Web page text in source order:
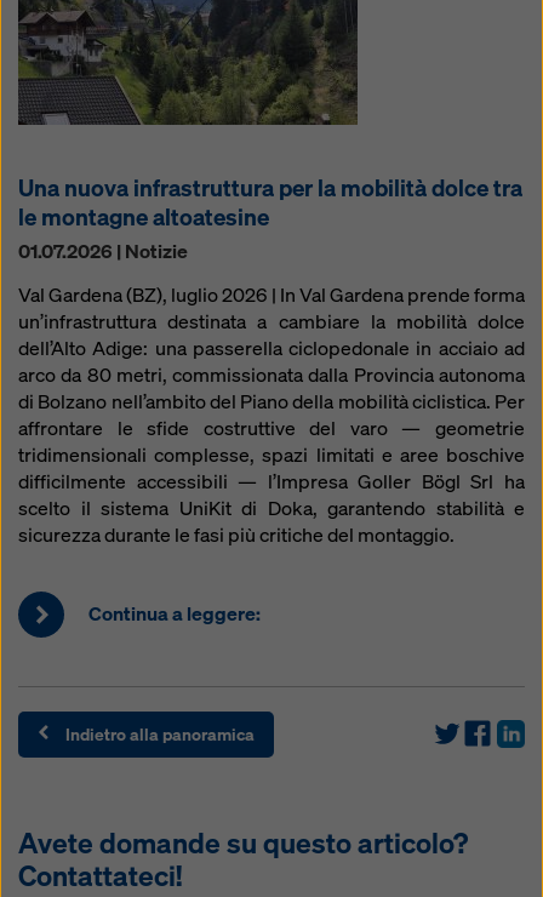
Una nuova infrastruttura per la mobilità dolce tra
le montagne altoatesine
01.07.2026 | Notizie
Val Gardena (BZ), luglio 2026 | In Val Gardena prende forma
un’infrastruttura destinata a cambiare la mobilità dolce
dell’Alto Adige: una passerella ciclopedonale in acciaio ad
arco da 80 metri, commissionata dalla Provincia autonoma
di Bolzano nell’ambito del Piano della mobilità ciclistica. Per
affrontare le sfide costruttive del varo — geometrie
tridimensionali complesse, spazi limitati e aree boschive
difficilmente accessibili — l’Impresa Goller Bögl Srl ha
scelto il sistema UniKit di Doka, garantendo stabilità e
sicurezza durante le fasi più critiche del montaggio.
Continua a leggere:
Indietro alla panoramica
Avete domande su questo articolo?
Contattateci!